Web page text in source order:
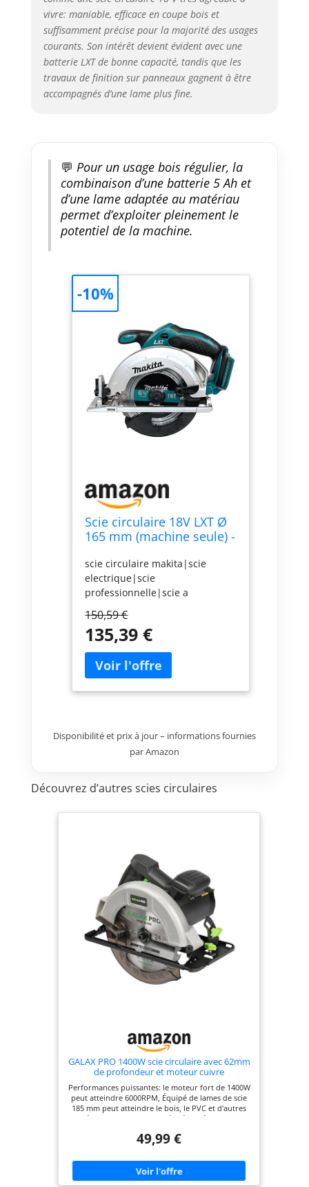
vivre: maniable, efficace en coupe bois et
suffisamment précise pour la majorité des usages
courants. Son intérêt devient évident avec une
batterie LXT de bonne capacité, tandis que les
travaux de finition sur panneaux gagnent à être
accompagnés d’une lame plus fine.
💬 Pour un usage bois régulier, la
combinaison d’une batterie 5 Ah et
d’une lame adaptée au matériau
permet d’exploiter pleinement le
potentiel de la machine.
Scie circulaire 18V LXT Ø
165 mm (machine seule) -
scie circulaire makita|scie
electrique|scie
professionnelle|scie a
circulaire pas cher|scie
circulaire sans fil|achat scie
circulaire|scie circulaire 18
V|scie circulaire nue|scie
circulaire
neuve|DSS611Z|DSS611
150,59 €
135,39 €
-10%
Disponibilité et prix à jour – informations fournies
par Amazon
Découvrez d’autres scies circulaires
GALAX PRO 1400W scie circulaire avec 62mm
de profondeur et moteur cuivre
Performances puissantes: le moteur fort de 1400W
peut atteindre 6000RPM, Équipé de lames de scie
185 mm peut atteindre le bois, le PVC et d'autres
matériaux facilement coupés Sécurité et confort:
éviter efficacement le danger causé par un
plastique peut protéger efficacement les
utilisateurs; Coupure couverte en caoutchouc,
réduire les vibrations, augmenter le confort
49,99 €